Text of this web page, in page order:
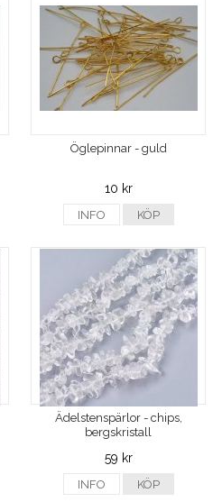
Öglepinnar - guld
10 kr
INFO KÖP
Ädelstenspärlor - chips,
bergskristall
59 kr
INFO KÖP